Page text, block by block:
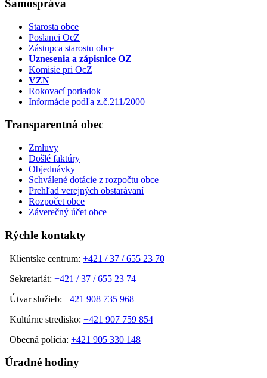
Samospráva
Starosta obce
Poslanci OcZ
Zástupca starostu obce
Uznesenia a zápisnice OZ
Komisie pri OcZ
VZN
Rokovací poriadok
Informácie podľa z.č.211/2000
Transparentná obec
Zmluvy
Došlé faktúry
Objednávky
Schválené dotácie z rozpočtu obce
Prehľad verejných obstarávaní
Rozpočet obce
Záverečný účet obce
Rýchle kontakty
Klientske centrum: +421 / 37 / 655 23 70
Sekretariát: +421 / 37 / 655 23 74
Útvar služieb: +421 908 735 968
Kultúrne stredisko: +421 907 759 854
Obecná polícia: +421 905 330 148
Úradné hodiny